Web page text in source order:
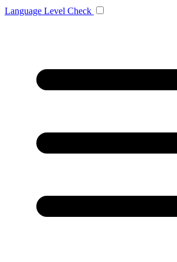
Language Level Check